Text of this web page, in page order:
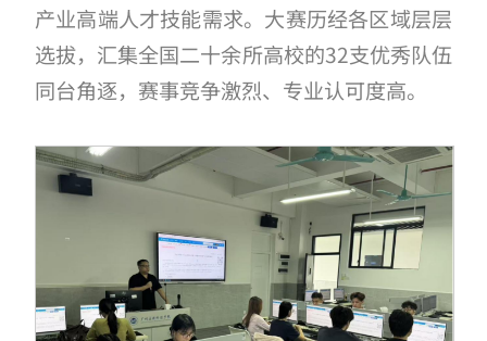
产业高端人才技能需求。大赛历经各区域层层
选拔，汇集全国二十余所高校的32支优秀队伍
同台角逐，赛事竞争激烈、专业认可度高。